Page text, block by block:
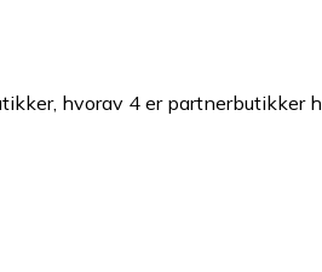
hvorav 4 er partnerbutikker